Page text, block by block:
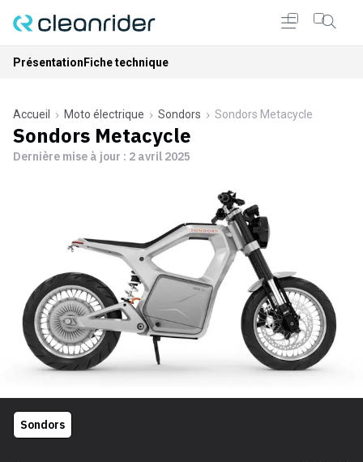
Présentation Fiche technique
Accueil Moto électrique Sondors Sondors Metacycle
Sondors Metacycle
Dernière mise à jour : 2 avril 2025
Sondors